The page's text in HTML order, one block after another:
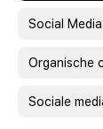
Social
Organische
Sociale